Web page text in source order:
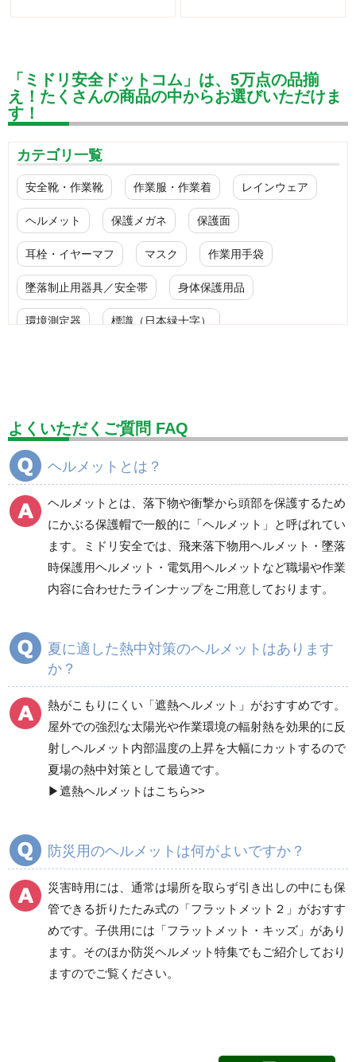
「ミドリ安全ドットコム」は、5万点の品揃
え！たくさんの商品の中からお選びいただけま
す！
カテゴリ一覧
安全靴・作業靴 作業服・作業着 レインウェア
ヘルメット 保護メガネ 保護面
耳栓・イヤーマフ マスク 作業用手袋
墜落制止用器具／安全帯 身体保護用品
環境測定器 標識（日本緑十字）
設備用品・作業補助用品 工事作業用品
分煙対策機器
電気保守用品 ワイパー クリーンルーム対策用品
防災グッズ（防災セット） 救急医療品
健康管理器具 季節商品 ウイルス対策用品
商品カテゴリ一覧
シールド面付クリアバ
イザー付
軽作業帽
ヘルメット内装品（耳
紐）
ヘルメット内装品（ア
ゴバンド）
ヘルメット内装品（衝
撃吸収ライナー）
ヘルメット内装品（シ
よくいただくご質問 FAQ
ヘルメットとは？
ヘルメットとは、落下物や衝撃から頭部を保護するため
にかぶる保護帽で一般的に「ヘルメット」と呼ばれてい
ます。ミドリ安全では、飛来落下物用ヘルメット・墜落
時保護用ヘルメット・電気用ヘルメットなど職場や作業
内容に合わせたラインナップをご用意しております。
夏に適した熱中対策のヘルメットはあります
か？
熱がこもりにくい「遮熱ヘルメット 」がおすすめです。
屋外での強烈な太陽光や作業環境の輻射熱を効果的に反
射しヘルメット内部温度の上昇を大幅にカットするので
夏場の熱中対策として最適です。
▶遮熱ヘルメットはこちら>>
防災用のヘルメットは何がよいですか？
災害時用には、通常は場所を取らず引き出しの中にも保
管できる折りたたみ式の「フラットメット２ 」がおすす
めです。子供用には「フラットメット・キッズ 」があり
ます。そのほか防災ヘルメット特集でもご紹介しており
ますのでご覧ください。